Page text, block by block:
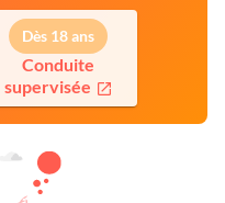
Dès 18 ans
Conduite
supervisée